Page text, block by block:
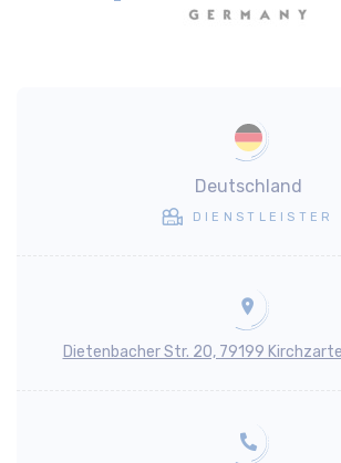
Deutschland
DIENSTLEISTER
Dietenbacher Str. 20, 79199